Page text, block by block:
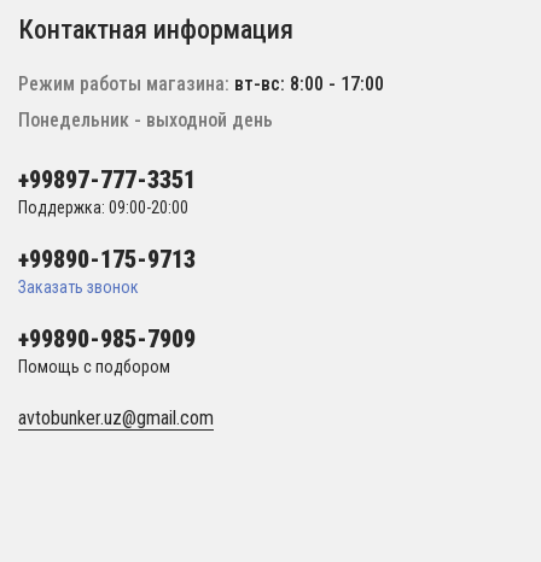
Контактная информация
Режим работы магазина: вт-вс: 8:00 - 17:00
Понедельник - выходной день
+99897-777-3351
Поддержка: 09:00-20:00
+99890-175-9713
Заказать звонок
+99890-985-7909
Помощь с подбором
avtobunker.uz@gmail.com